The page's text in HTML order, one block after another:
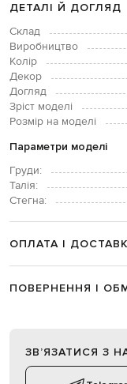
ДЕТАЛІ Й ДОГЛЯД
Склад
Виробництво
Колір
Декор
Догляд
Зріст моделі
Розмір на моделі
Параметри моделі
Груди:
Талія:
Стегна:
ОПЛАТА І
ПОВЕРНЕННЯ І
ЗВʼЯЗАТИСЯ З